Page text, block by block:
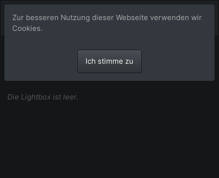
Vorauswahl
Die Lightbox ist leer.
Zur besseren Nutzung dieser Webseite verwenden wir
Cookies.
Ich stimme zu